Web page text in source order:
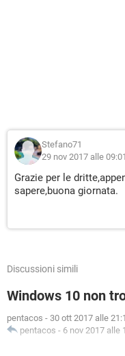
Stefano71
29 nov 2017 alle 09:01
Grazie per le
sapere,buona giornata.
Discussioni simili
Windows 10 non
pentacos - 30 ott 2017 alle
pentacos - 6 nov 2017 alle